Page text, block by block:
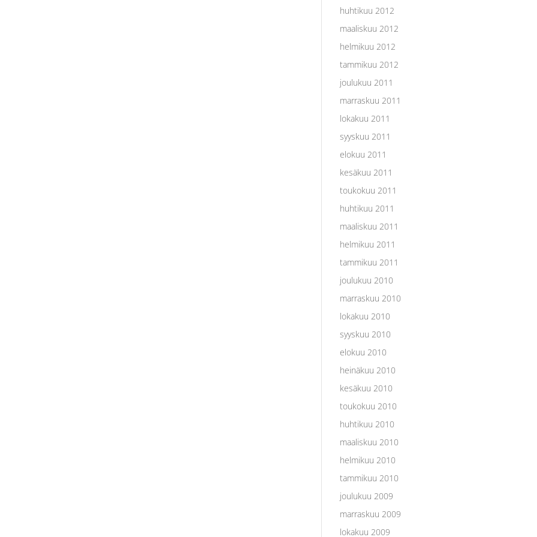
huhtikuu 2012
maaliskuu 2012
helmikuu 2012
tammikuu 2012
joulukuu 2011
marraskuu 2011
lokakuu 2011
syyskuu 2011
elokuu 2011
kesäkuu 2011
toukokuu 2011
huhtikuu 2011
maaliskuu 2011
helmikuu 2011
tammikuu 2011
joulukuu 2010
marraskuu 2010
lokakuu 2010
syyskuu 2010
elokuu 2010
heinäkuu 2010
kesäkuu 2010
toukokuu 2010
huhtikuu 2010
maaliskuu 2010
helmikuu 2010
tammikuu 2010
joulukuu 2009
marraskuu 2009
lokakuu 2009